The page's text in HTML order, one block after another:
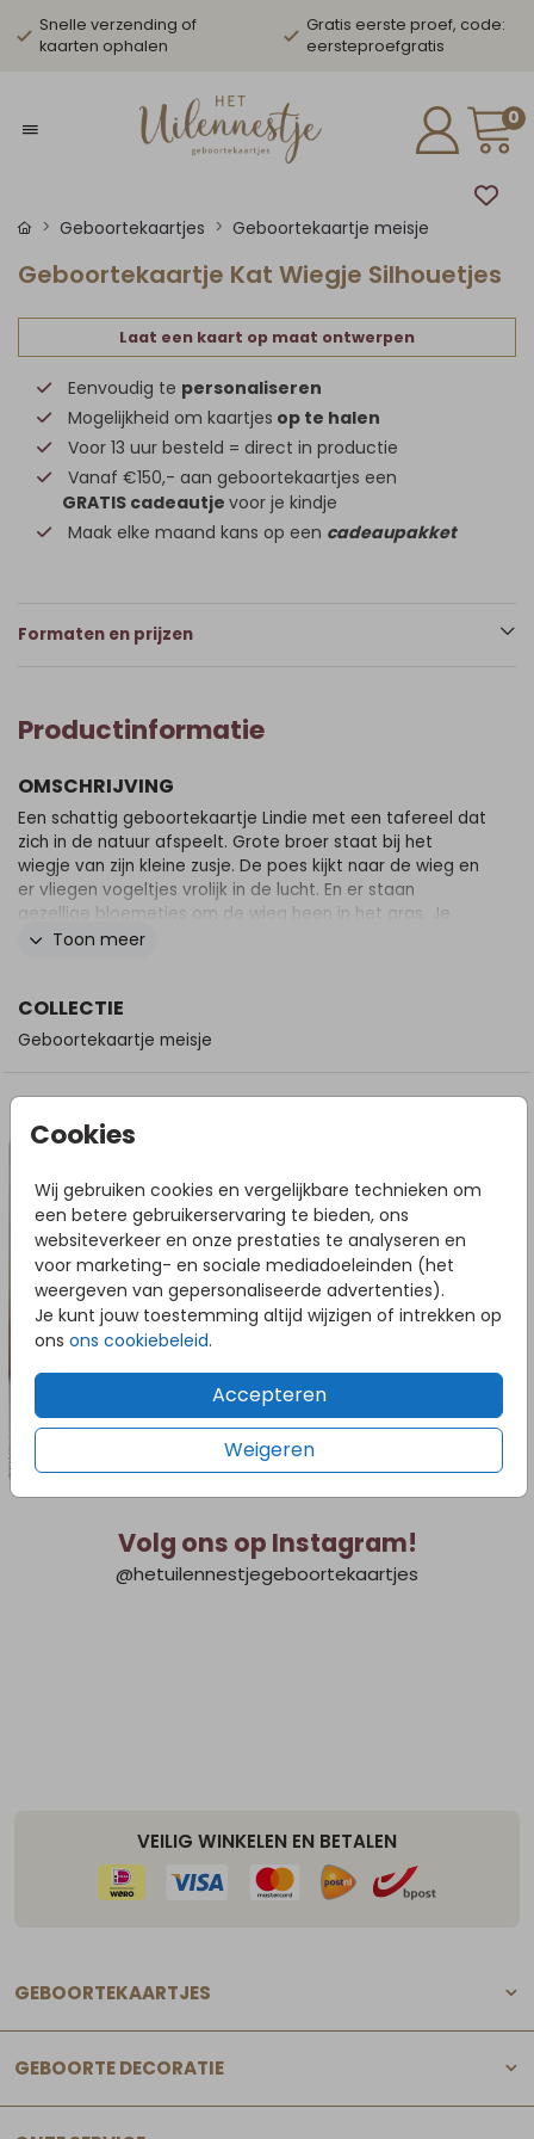
Snelle verzending of
kaarten ophalen
Gratis eerste proef, code:
eersteproefgratis
0
Cookies
Wij gebruiken cookies en vergelijkbare technieken om
een betere gebruikerservaring te bieden, ons
websiteverkeer en onze prestaties te analyseren en
voor marketing- en sociale mediadoeleinden (het
weergeven van gepersonaliseerde advertenties).
Je kunt jouw toestemming altijd wijzigen of intrekken op
ons ons cookiebeleid.
Accepteren
Weigeren
Geboortekaartjes Geboortekaartje meisje
Geboortekaartje Kat Wiegje Silhouetjes
Laat een kaart op maat ontwerpen
Eenvoudig te personaliseren
Mogelijkheid om kaartjes op te halen
Voor 13 uur besteld = direct in productie
Vanaf €150,- aan geboortekaartjes een
GRATIS cadeautje voor je kindje
Maak elke maand kans op een cadeaupakket
Formaten en prijzen
Productinformatie
OMSCHRIJVING
Een schattig geboortekaartje Lindie met een tafereel dat
zich in de natuur afspeelt. Grote broer staat bij het
wiegje van zijn kleine zusje. De poes kijkt naar de wieg en
er vliegen vogeltjes vrolijk in de lucht. En er staan
gezellige bloemetjes om de wieg heen in het gras. Je
past dit kaartje eenvoudig zelf aan, andere silhouetten
Toon meer
COLLECTIE
Geboortekaartje meisje
DIT VIND JE MISSCHIEN OOK LEUK
Volg ons op Instagram!
@hetuilennestjegeboortekaartjes
VEILIG WINKELEN EN BETALEN
GEBOORTEKAARTJES
GEBOORTE DECORATIE